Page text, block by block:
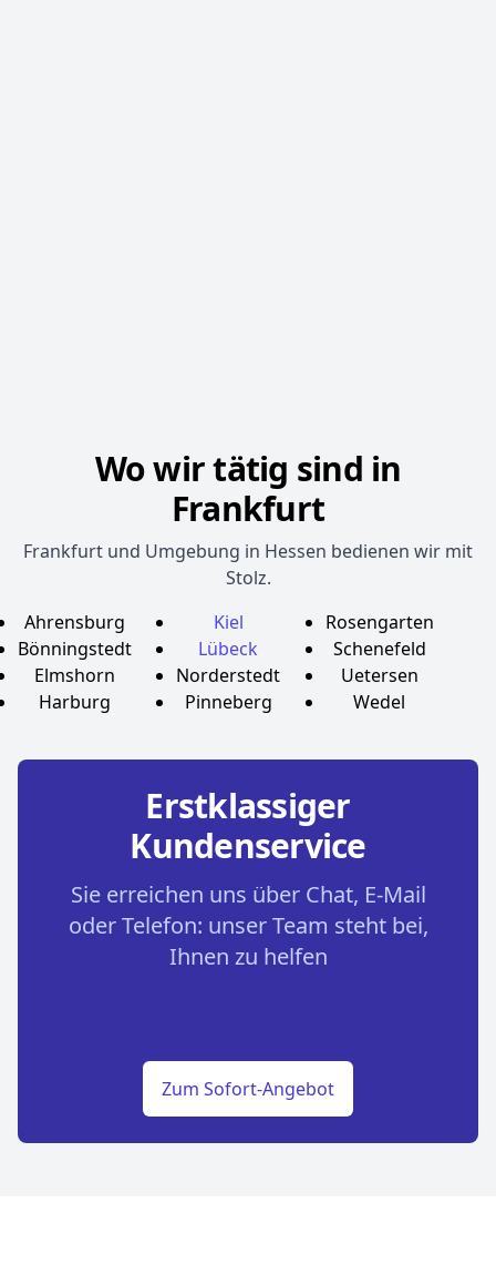
Wo wir tätig sind in
Frankfurt
Frankfurt und Umgebung in Hessen bedienen wir mit
Stolz.
Ahrensburg
Bönningstedt
Elmshorn
Harburg
Kiel
Lübeck
Norderstedt
Pinneberg
Rosengarten
Schenefeld
Uetersen
Wedel
Erstklassiger
Kundenservice
Sie erreichen uns über Chat, E-Mail
oder Telefon: unser Team steht bei,
Ihnen zu helfen
Zum Sofort-Angebot